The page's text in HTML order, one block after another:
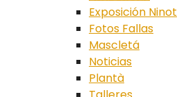
Exposición Ninot
Fotos Fallas
Mascletá
Noticias
Plantà